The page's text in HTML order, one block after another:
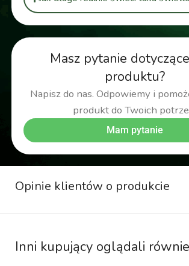
Masz pytanie
produktu?
Napisz do nas. Odpowiemy i
produkt do Twoich
Mam pytanie
Opinie klientów o produkcie
Inni kupujący oglądali